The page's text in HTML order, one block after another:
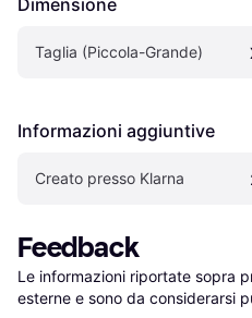
Dimensione
Taglia (Piccola-Grande)
Informazioni aggiuntive
Creato presso Klarna
Feedback
Le informazioni riportate sopra
esterne e sono da considerarsi